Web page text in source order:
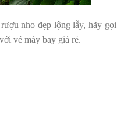
nho đẹp lộng lẫy, hãy gọi
vé máy bay giá rẻ.